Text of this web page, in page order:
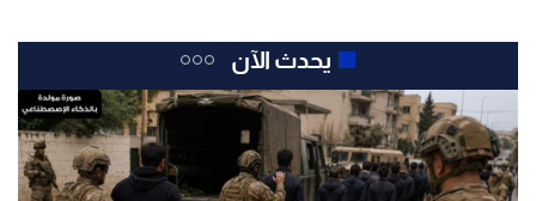
يحدث الآن